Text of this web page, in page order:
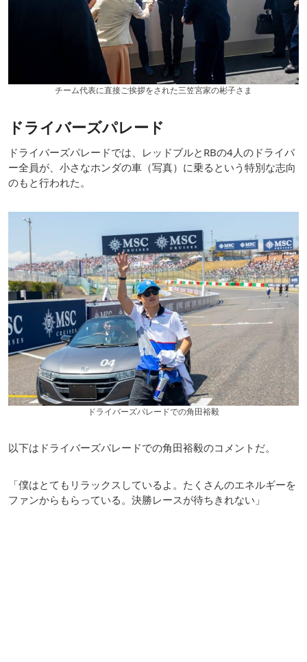
チーム代表に直接ご挨拶をされた三笠宮家の彬子さま
ドライバーズパレード
ドライバーズパレードでは、レッドブルとRBの4人のドライバ
ー全員が、小さなホンダの車（写真）に乗るという特別な志向
のもと行われた。
ドライバーズパレードでの角田裕毅
以下はドライバーズパレードでの角田裕毅のコメントだ。
「僕はとてもリラックスしているよ。たくさんのエネルギーを
ファンからもらっている。決勝レースが待ちきれない」